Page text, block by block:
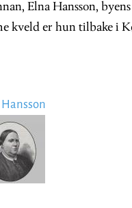
Elna Hansson,
kveld er hun tilbake i